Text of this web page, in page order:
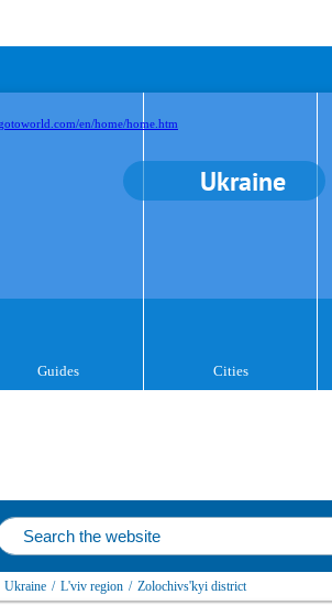
Ukraine
Guides Cities
Ukraine / L'viv region / Zolochivs'kyi district